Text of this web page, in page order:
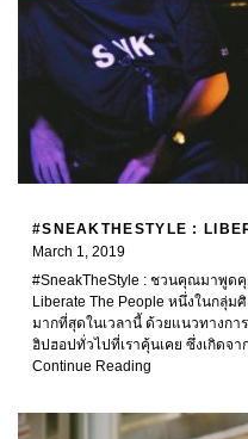
#SNEAKTHESTYLE :
March 1, 2019
#SneakTheStyle : ชวนคุณมาพูด
Liberate The People หนึ่งในกลุ่
มากที่สุดในเวลานี้ ด้วยแนวทางกา
ฮิปฮอปทั่วไปที่เราคุ้นเคย ซึ่งเกิดจ
Continue Reading